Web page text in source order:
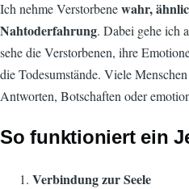
Ich nehme Verstorbenewahr,
Nahtoderfahrung. Dabei gehe ich
sehe die Verstorbenen, ihre
die Todesumstände. Viele
Antworten, Botschaften oder
So funktioniert ein
Verbindung zur Seele